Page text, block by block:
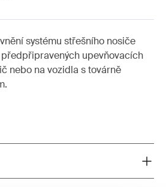
systému střešního nosiče
upevňovacích
nebo na vozidla s továrně